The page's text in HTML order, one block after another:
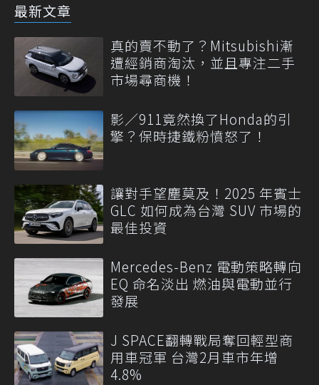
最新文章
真的賣不動了？Mitsubishi漸
遭經銷商淘汰，並且專注二手
市場尋商機！
影／911竟然換了Honda的引
擎？保時捷鐵粉憤怒了！
讓對手望塵莫及！2025 年賓士
GLC 如何成為台灣 SUV 市場的
最佳投資
Mercedes-Benz 電動策略轉向
EQ 命名淡出 燃油與電動並行
發展
J SPACE翻轉戰局奪回輕型商
用車冠軍 台灣2月車市年增
4.8%